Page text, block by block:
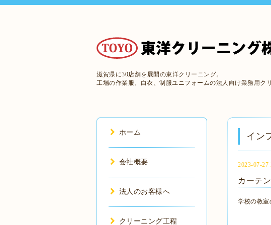
滋賀県に30店舗を展開の東洋クリーニング。
工場の作業服、白衣、制服ユニフォームの法人向け業務用ク
イン
2023-07-27
カーテ
学校の教室
ホーム
会社概要
法人のお客様へ
クリーニング工程